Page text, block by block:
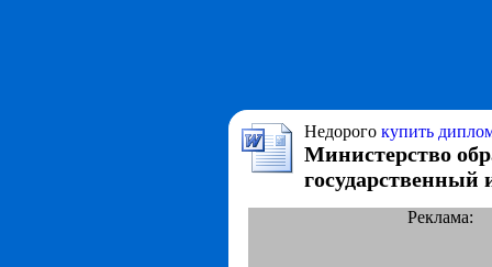
Недорого купить
Министерство
государственный
Реклама: